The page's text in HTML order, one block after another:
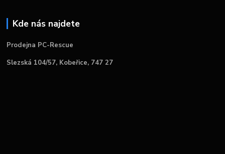
Kde nás najdete
Prodejna PC-Rescue
Slezská 104/57, Kobeřice, 747 27